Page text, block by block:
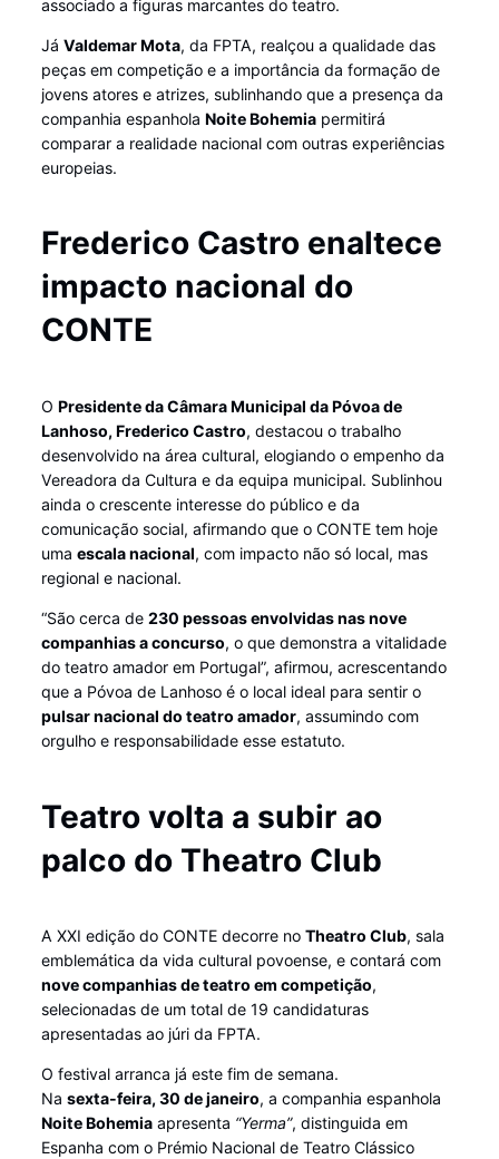
associado a figuras marcantes do teatro.
Já Valdemar Mota, da FPTA, realçou a qualidade das
peças em competição e a importância da formação de
jovens atores e atrizes, sublinhando que a presença da
companhia espanhola Noite Bohemiapermitirá
comparar a realidade nacional com outras experiências
europeias.
Frederico Castro enaltece
impacto nacional do
CONTE
O Presidente da Câmara Municipal da Póvoa de
Lanhoso, Frederico Castro, destacou o trabalho
desenvolvido na área cultural, elogiando o empenho da
Vereadora da Cultura e da equipa municipal. Sublinhou
ainda o crescente interesse do público e da
comunicação social, afirmando que o CONTE tem hoje
uma escala nacional, com impacto não só local, mas
regional e nacional.
“São cerca de 230 pessoas envolvidas nas nove
companhias a concurso, o que demonstra a vitalidade
do teatro amador em Portugal”, afirmou, acrescentando
que a Póvoa de Lanhoso é o local ideal para sentir o
pulsar nacional do teatro amador, assumindo com
orgulho e responsabilidade esse estatuto.
Teatro volta a subir ao
palco do Theatro Club
A XXI edição do CONTE decorre no Theatro Club, sala
emblemática da vida cultural povoense, e contará com
nove companhias de teatro em competição,
selecionadas de um total de 19 candidaturas
apresentadas ao júri da FPTA.
O festival arranca já este fim de semana.
Na sexta-feira, 30 de janeiro, a companhia espanhola
Noite Bohemiaapresenta “Yerma”, distinguida em
Espanha com o Prémio Nacional de Teatro Clássico